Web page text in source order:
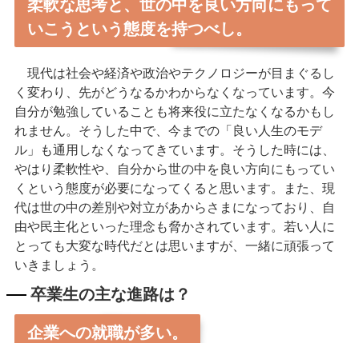
柔軟な思考と、世の中を良い方向にもって
いこうという態度を持つべし。
現代は社会や経済や政治やテクノロジーが目まぐるし
く変わり、先がどうなるかわからなくなっています。今
自分が勉強していることも将来役に立たなくなるかもし
れません。そうした中で、今までの「良い人生のモデ
ル」も通用しなくなってきています。そうした時には、
やはり柔軟性や、自分から世の中を良い方向にもってい
くという態度が必要になってくると思います。また、現
代は世の中の差別や対立があからさまになっており、自
由や民主化といった理念も脅かされています。若い人に
とっても大変な時代だとは思いますが、一緒に頑張って
いきましょう。
卒業生の主な進路は？
企業への就職が多い。